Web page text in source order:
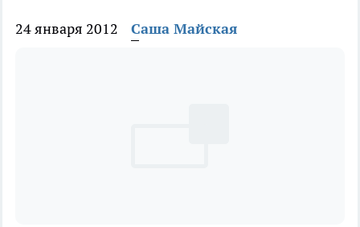
24 января 2012 Саша Майская